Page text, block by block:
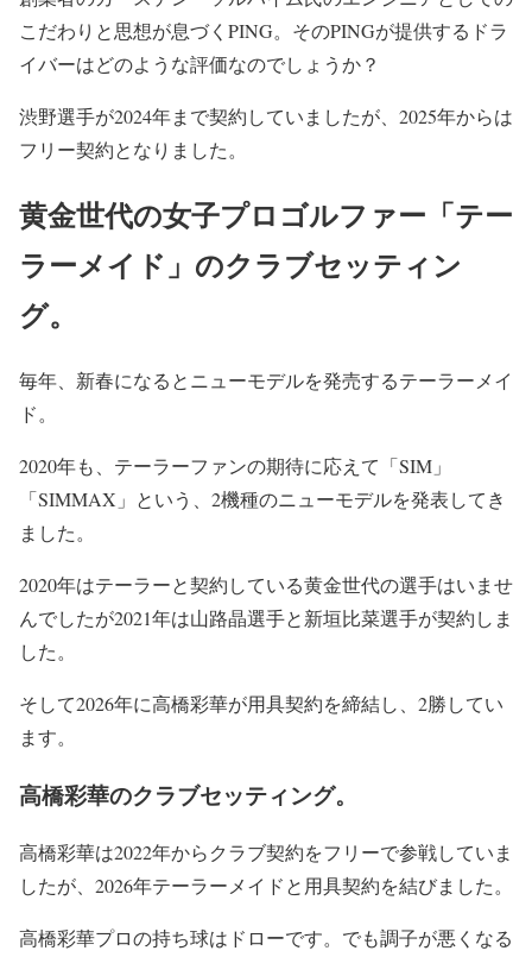
こだわりと思想が息づくPING。そのPINGが提供するドラ
イバーはどのような評価なのでしょうか？
渋野選手が2024年まで契約していましたが、2025年からは
フリー契約となりました。
黄金世代の女子プロゴルファー「テー
ラーメイド」のクラブセッティン
グ。
毎年、新春になるとニューモデルを発売するテーラーメイ
ド。
2020年も、テーラーファンの期待に応えて「SIM」
「SIMMAX」という、2機種のニューモデルを発表してき
ました。
2020年はテーラーと契約している黄金世代の選手はいませ
んでしたが2021年は山路晶選手と新垣比菜選手が契約しま
した。
そして2026年に高橋彩華が用具契約を締結し、2勝してい
ます。
高橋彩華のクラブセッティング。
高橋彩華は2022年からクラブ契約をフリーで参戦していま
したが、2026年テーラーメイドと用具契約を結びました。
高橋彩華プロの持ち球はドローです。でも調子が悪くなる